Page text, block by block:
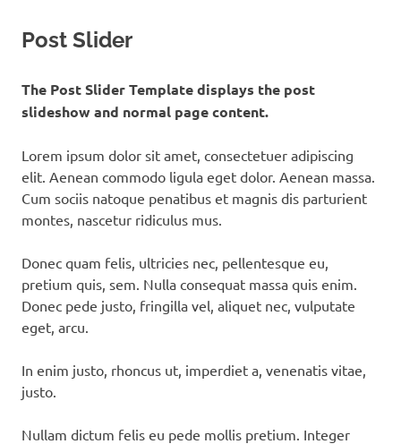
Post Slider
The Post Slider Template displays the post
slideshow and normal page content.
Lorem ipsum dolor sit amet, consectetuer adipiscing
elit. Aenean commodo ligula eget dolor. Aenean massa.
Cum sociis natoque penatibus et magnis dis parturient
montes, nascetur ridiculus mus.
Donec quam felis, ultricies nec, pellentesque eu,
pretium quis, sem. Nulla consequat massa quis enim.
Donec pede justo, fringilla vel, aliquet nec, vulputate
eget, arcu.
In enim justo, rhoncus ut, imperdiet a, venenatis vitae,
justo.
Nullam dictum felis eu pede mollis pretium. Integer